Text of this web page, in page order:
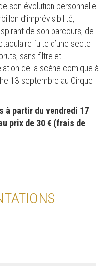
son évolution personnelle
d’imprévisibilité,
de son parcours, de
fuite d’une secte
sans filtre et
de la scène comique à
13 septembre au Cirque
à partir du vendredi 17
prix de 30 € (frais de